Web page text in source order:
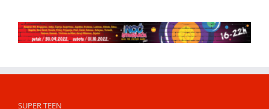
SUPER TEEN